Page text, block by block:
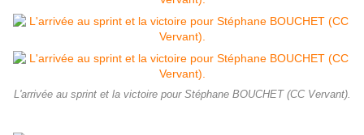
L'arrivée au sprint et la victoire pour Stéphane BOUCHET (CC Vervant).